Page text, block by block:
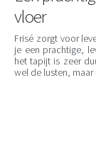
vloer
Frisé zorgt voor
je een prachtige,
het tapijt is zeer
wel de lusten, maar